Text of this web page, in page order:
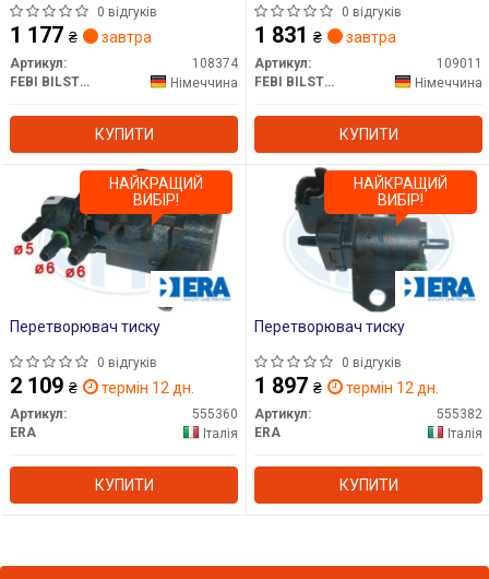
0 відгуків
1 177 ₴ завтра
Артикул:
108374
FEBI BILSTEIN
Німеччина
КУПИТИ
0 відгуків
1 831 ₴ завтра
Артикул:
109011
FEBI BILSTEIN
Німеччина
КУПИТИ
Перетворювач тиску
0 відгуків
2 109 ₴ термін 12 дн.
Артикул:
555360
ERA
Італія
КУПИТИ
НАЙКРАЩИЙ
ВИБІР!
Перетворювач тиску
0 відгуків
1 897 ₴ термін 12 дн.
Артикул:
555382
ERA
Італія
КУПИТИ
НАЙКРАЩИЙ
ВИБІР!